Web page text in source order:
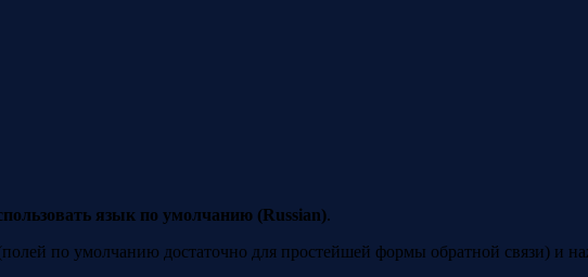
язык по умолчанию (Russian).
по умолчанию достаточно для простейшей формы обратной связи) и